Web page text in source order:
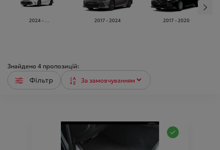
2024 - ... 2017 - 2024 2017 - 2020
Знайдено 4 пропозицій:
Фільтр